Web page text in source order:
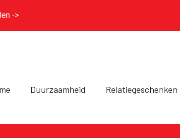
->
Duurzaamheid Relatiegeschenken